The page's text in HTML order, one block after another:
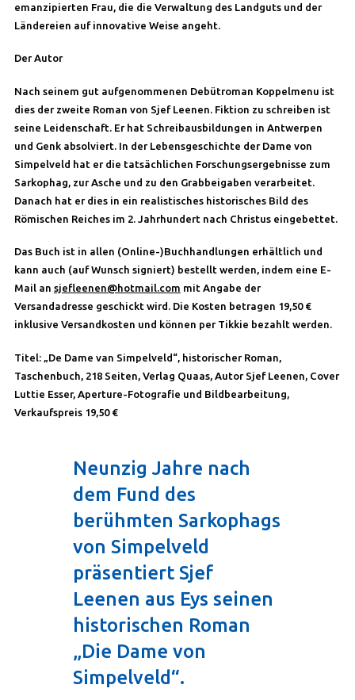
emanzipierten Frau, die die Verwaltung des Landguts und der
Ländereien auf innovative Weise angeht.
Der Autor
Nach seinem gut aufgenommenen Debütroman Koppelmenu ist
dies der zweite Roman von Sjef Leenen. Fiktion zu schreiben ist
seine Leidenschaft. Er hat Schreibausbildungen in Antwerpen
und Genk absolviert. In der Lebensgeschichte der Dame von
Simpelveld hat er die tatsächlichen Forschungsergebnisse zum
Sarkophag, zur Asche und zu den Grabbeigaben verarbeitet.
Danach hat er dies in ein realistisches historisches Bild des
Römischen Reiches im 2. Jahrhundert nach Christus eingebettet.
Das Buch ist in allen (Online-)Buchhandlungen erhältlich und
kann auch (auf Wunsch signiert) bestellt werden, indem eine E-
Mail an sjefleenen@hotmail.com mit Angabe der
Versandadresse geschickt wird. Die Kosten betragen 19,50 €
inklusive Versandkosten und können per Tikkie bezahlt werden.
Titel: „De Dame van Simpelveld“, historischer Roman,
Taschenbuch, 218 Seiten, Verlag Quaas, Autor Sjef Leenen, Cover
Luttie Esser, Aperture-Fotografie und Bildbearbeitung,
Verkaufspreis 19,50 €
Neunzig Jahre nach
dem Fund des
berühmten Sarkophags
von Simpelveld
präsentiert Sjef
Leenen aus Eys seinen
historischen Roman
„Die Dame von
Simpelveld“.